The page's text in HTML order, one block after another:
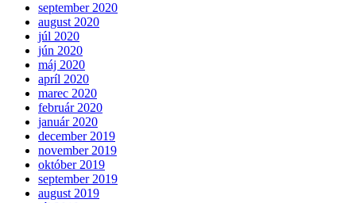
september 2020
august 2020
júl 2020
jún 2020
máj 2020
apríl 2020
marec 2020
február 2020
január 2020
december 2019
november 2019
október 2019
september 2019
august 2019